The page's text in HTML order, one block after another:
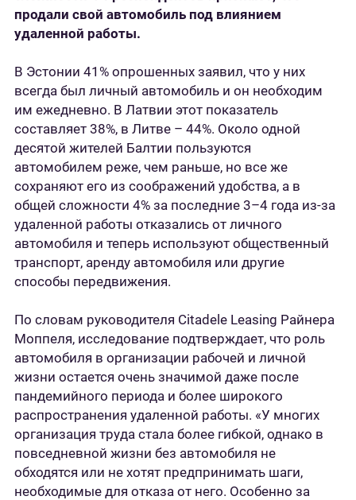
продали свой автомобиль под влиянием
удаленной работы.
В Эстонии 41% опрошенных заявил, что у них
всегда был личный автомобиль и он необходим
им ежедневно. В Латвии этот показатель
составляет 38%, в Литве – 44%. Около одной
десятой жителей Балтии пользуются
автомобилем реже, чем раньше, но все же
сохраняют его из соображений удобства, а в
общей сложности 4% за последние 3–4 года из-за
удаленной работы отказались от личного
автомобиля и теперь используют общественный
транспорт, аренду автомобиля или другие
способы передвижения.
По словам руководителя Citadele Leasing Райнера
Моппеля, исследование подтверждает, что роль
автомобиля в организации рабочей и личной
жизни остается очень значимой даже после
пандемийного периода и более широкого
распространения удаленной работы. «У многих
организация труда стала более гибкой, однако в
повседневной жизни без автомобиля не
обходятся или не хотят предпринимать шаги,
необходимые для отказа от него. Особенно за